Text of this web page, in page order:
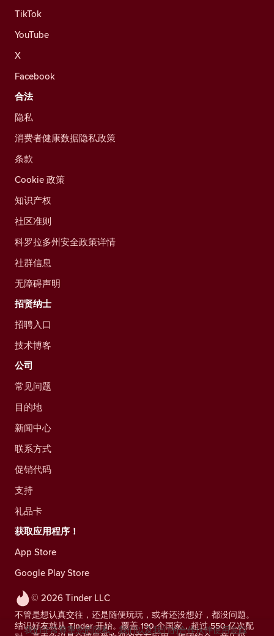
© 2026 Tinder LLC
不管是想认真交往，还是随便玩玩，或者还没想好，都没问题。
结识好友就从 Tinder 开始。覆盖 190 个国家，超过 550 亿次配
TikTok
YouTube
X
Facebook
合法
隐私
消费者健康数据隐私政策
条款
Cookie 政策
知识产权
社区准则
科罗拉多州安全政策详情
社群信息
无障碍声明
招贤纳士
招聘入口
技术博客
公司
常见问题
目的地
新闻中心
联系方式
促销代码
支持
礼品卡
获取应用程序！
App Store
Google Play Store
我们非常尊重您的隐私。我们以及我们的合作伙伴使用追踪